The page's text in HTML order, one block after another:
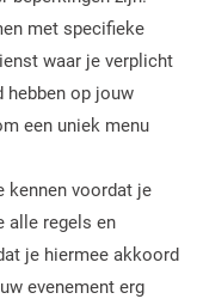
met specifieke
waar je verplicht
hebben op jouw
een uniek menu
kennen voordat je
alle regels en
je hiermee akkoord
evenement erg